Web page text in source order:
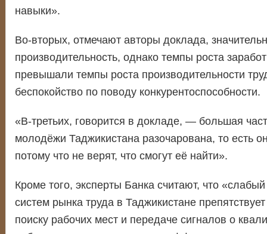
навыки».
Во-вторых, отмечают авторы доклада,
производительность, однако темпы роста
превышали темпы роста производительности
беспокойство по поводу конкурентоспособности.
«В-третьих, говорится в докладе, — большая
молодёжи Таджикистана разочарована, то есть
потому что не верят, что смогут её найти».
Кроме того, эксперты Банка считают, что
систем рынка труда в Таджикистане
поиску рабочих мест и передаче сигналов о